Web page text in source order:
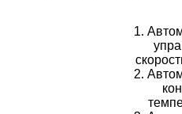
1.
2.